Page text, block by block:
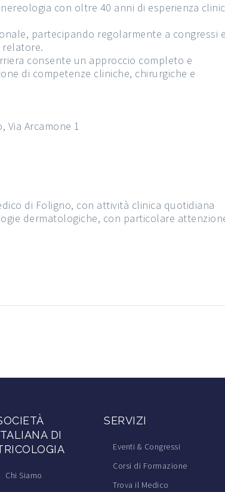
con oltre 40 anni di esperienza
partecipando regolarmente a congressi e
relatore.
consente un approccio completo e
di competenze cliniche, chirurgiche e
Via Arcamone 1
di Foligno, con attività clinica quotidiana
dermatologiche, con particolare
DI
Chi Siamo
SERVIZI
Eventi & Congressi
Corsi di Formazione
Trova il Medico